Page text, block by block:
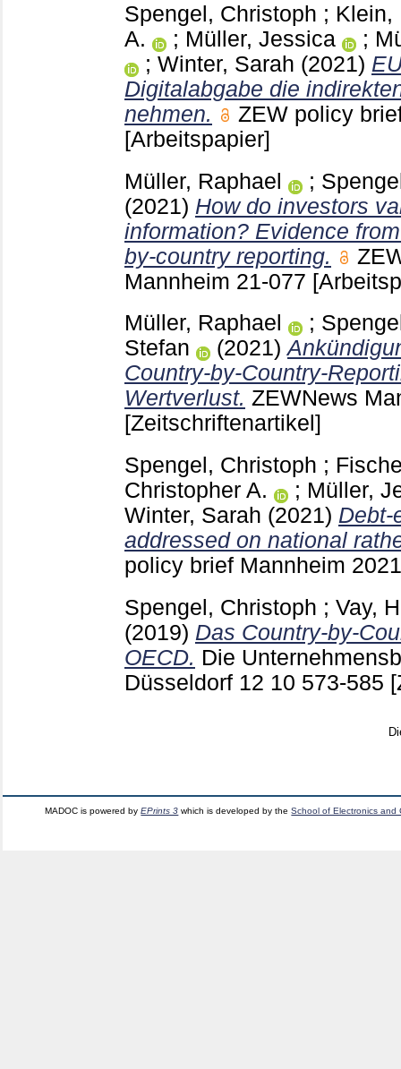
Spengel, Christoph ; Klein,
A.
; Müller, Jessica ;
; Winter, Sarah (2021)
Digitalabgabe die
nehmen.
ZEW policy
[Arbeitspapier]
Müller, Raphael
;
(2021) How do investors
information? Evidence
by-country reporting.
Mannheim 21-077
Müller, Raphael
;
Stefan
(2021)
Country-by-Country-
Wertverlust. ZEWNews
[Zeitschriftenartikel]
Spengel, Christoph ;
Christopher A.
; Müller,
Winter, Sarah (2021) Debt-
addressed on national
policy brief Mannheim
Spengel, Christoph ; Vay,
(2019) Das Country-by-
OECD. Die
Düsseldorf 12 10 573-585
MADOC is powered byEPrints 3 which is developed by theSchool of Electronics and